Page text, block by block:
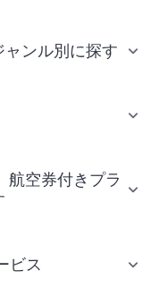
ンル別に探す
航空券付きプラ
ビス